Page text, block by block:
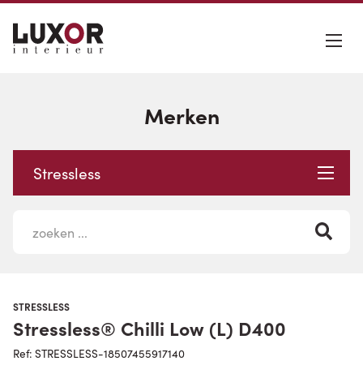
Merken
Stressless
STRESSLESS
Stressless® Chilli Low (L) D400
Ref: STRESSLESS-18507455917140